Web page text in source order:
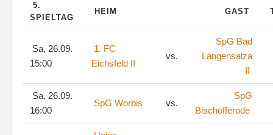
5.
SPIELTAG
HEIM GAST
Sa, 26.09.
15:00
1. FC
Eichsfeld II
vs.
SpG Bad
Langensalza
II
Sa, 26.09.
16:00
SpG Worbis vs.
SpG
Bischofferode